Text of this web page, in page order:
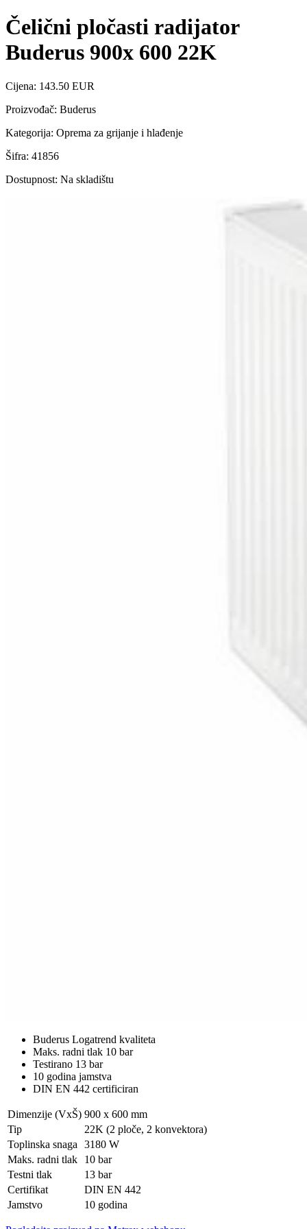
Čelični pločasti radijator
Buderus 900x 600 22K
Cijena: 143.50 EUR
Proizvođač: Buderus
Kategorija: Oprema za grijanje i hlađenje
Šifra: 41856
Dostupnost: Na skladištu
Buderus Logatrend kvaliteta
Maks. radni tlak 10 bar
Testirano 13 bar
10 godina jamstva
DIN EN 442 certificiran
Dimenzije (VxŠ) 900 x 600 mm
Tip
22K (2 ploče, 2 konvektora)
Toplinska snaga
3180 W
Maks. radni tlak
10 bar
Testni tlak
13 bar
Certifikat
DIN EN 442
Jamstvo
10 godina